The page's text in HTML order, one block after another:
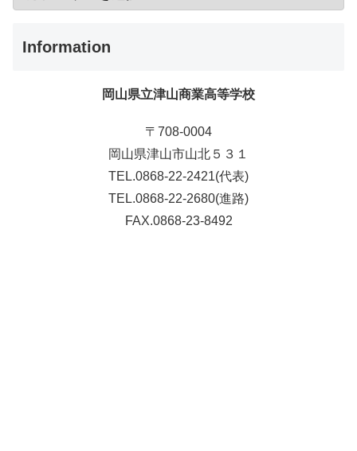
Information
岡山県立津山商業高等学校
〒708-0004
岡山県津山市山北５３１
TEL.0868-22-2421(代表)
TEL.0868-22-2680(進路)
FAX.0868-23-8492